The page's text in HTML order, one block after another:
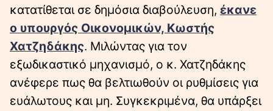
κατατίθεται σε δημόσια διαβούλευση, έκανε
ο υπουργός Οικονομικών, Κωστής
Χατζηδάκης. Μιλώντας για τον
εξωδικαστικό μηχανισμό, ο κ. Χατζηδάκης
ανέφερε πως θα βελτιωθούν οι ρυθμίσεις για
ευάλωτους και μη. Συγκεκριμένα, θα υπάρξει